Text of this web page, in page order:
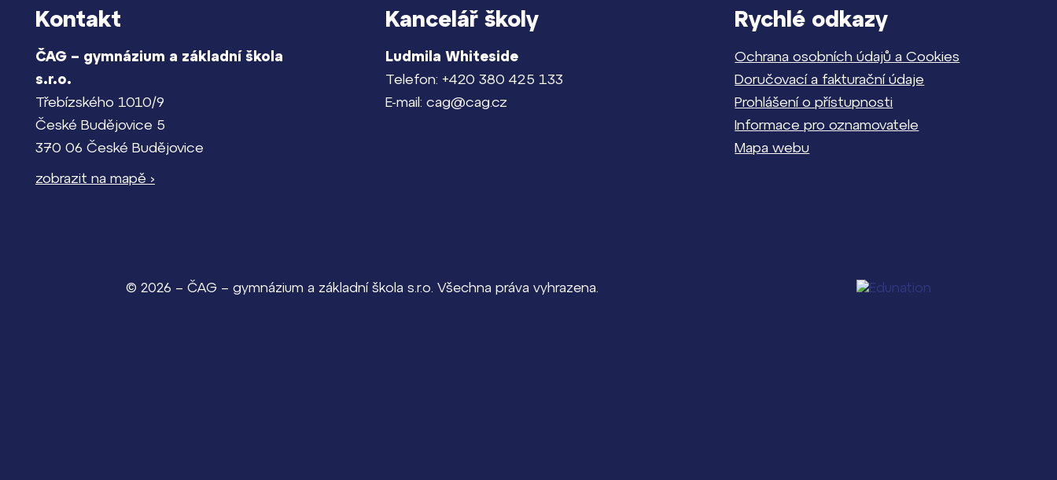
Kontakt
ČAG – gymnázium a základní škola
s.r.o.
Třebízského 1010/9
České Budějovice 5
370 06 České Budějovice
zobrazit na mapě ›
Kancelář školy
Ludmila Whiteside
Telefon: +420 380 425 133
E-mail: cag@cag.cz
Rychlé odkazy
Ochrana osobních údajů a Cookies
Doručovací a fakturační údaje
Prohlášení o přístupnosti
Informace pro oznamovatele
Mapa webu
© 2026 – ČAG – gymnázium a základní škola s.r.o. Všechna práva vyhrazena.